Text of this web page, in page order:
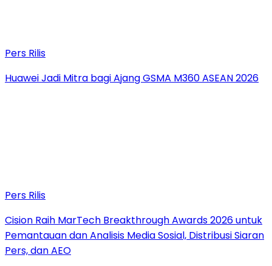
Pers Rilis
Huawei Jadi Mitra bagi Ajang GSMA M360 ASEAN 2026
Pers Rilis
Cision Raih MarTech Breakthrough Awards 2026 untuk
Pemantauan dan Analisis Media Sosial, Distribusi Siaran
Pers, dan AEO